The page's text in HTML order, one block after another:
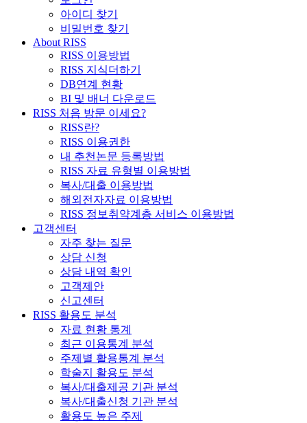
아이디 찾기
비밀번호 찾기
About RISS
RISS 이용방법
RISS 지식더하기
DB연계 현황
BI 및 배너 다운로드
RISS 처음 방문 이세요?
RISS란?
RISS 이용권한
내 추천논문 등록방법
RISS 자료 유형별 이용방법
복사/대출 이용방법
해외전자자료 이용방법
RISS 정보취약계층 서비스 이용방법
고객센터
자주 찾는 질문
상담 신청
상담 내역 확인
고객제안
신고센터
RISS 활용도 분석
자료 현황 통계
최근 이용통계 분석
주제별 활용통계 분석
학술지 활용도 분석
복사/대출제공 기관 분석
복사/대출신청 기관 분석
활용도 높은 주제